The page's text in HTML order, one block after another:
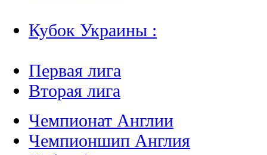
Кубок Украины :
Первая лига
Вторая лига
Чемпионат Англии
Чемпионшип Англия